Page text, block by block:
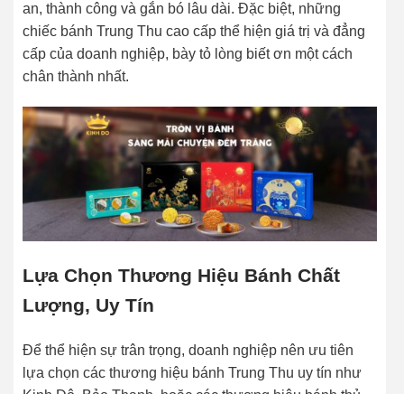
an, thành công và gắn bó lâu dài. Đặc biệt, những
chiếc bánh Trung Thu cao cấp thể hiện giá trị và đẳng
cấp của doanh nghiệp, bày tỏ lòng biết ơn một cách
chân thành nhất.
Lựa Chọn Thương Hiệu Bánh Chất
Lượng, Uy Tín
Để thể hiện sự trân trọng, doanh nghiệp nên ưu tiên
lựa chọn các thương hiệu bánh Trung Thu uy tín như